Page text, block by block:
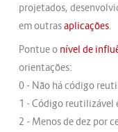
projetados,
em outrasaplicações.
Pontue o nível de
orientações:
0 - Não há código
1 - Código reutilizável
2 - Menos de dez por